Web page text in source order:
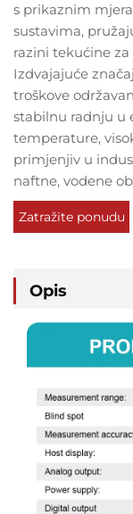
s prikaznim
sustavima,
razini tekućine
Izdvajajuće
troškove
stabilnu radnju u
temperature,
primjenjiv u
naftne, vodene
Zatražite ponudu
Opis